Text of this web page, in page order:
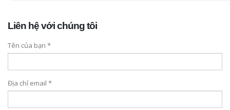
Liên hệ với chúng tôi
Tên của bạn *
Địa chỉ email *